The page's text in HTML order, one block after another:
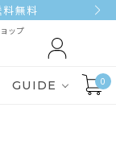
無料
ップ
GUIDE 0